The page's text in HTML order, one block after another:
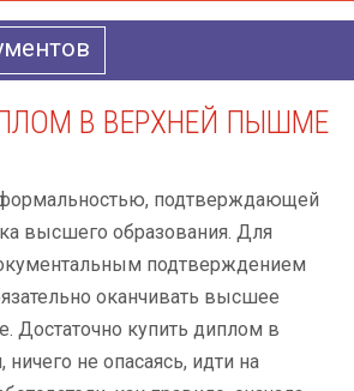
В ВЕРХНЕЙ ПЫШМЕ
подтверждающей
высшего образования. Для
подтверждением
оканчивать высшее
Достаточно купить диплом в
не опасаясь, идти на